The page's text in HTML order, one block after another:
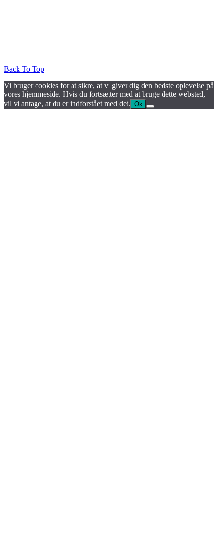
Back To Top
Vi bruger cookies for at sikre, at vi giver dig den bedste oplevelse på
vores hjemmeside. Hvis du fortsætter med at bruge dette websted,
vil vi antage, at du er indforstået med det. Ok